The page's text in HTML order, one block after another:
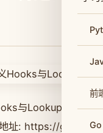
前
与Lookups扩展
址: https://